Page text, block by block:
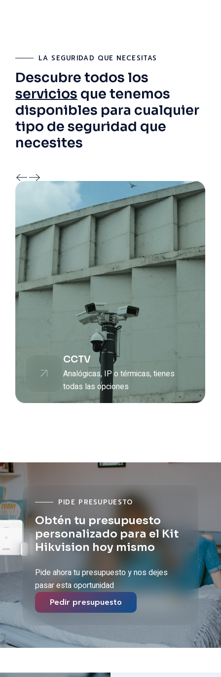
LA SEGURIDAD QUE NECESITAS
Descubre todos los
servicios que tenemos
disponibles para cualquier
tipo de seguridad que
necesites
IP o térmicas, tienes
Descubre
cajas fuertes
PIDE PRESUPUESTO
Obtén tu presupuesto
personalizado para el Kit
Hikvision hoy mismo
Pide ahora tu presupuesto y nos dejes
pasar esta oportunidad
Pedir presupuesto